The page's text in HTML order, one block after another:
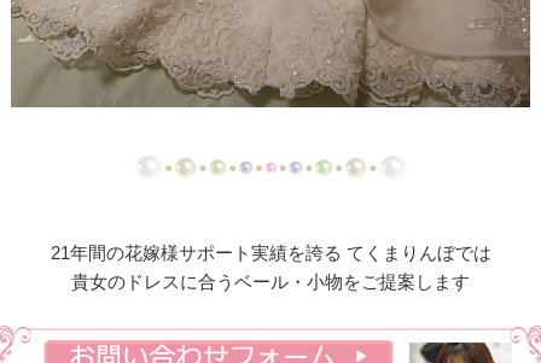
【ドレスリメイク】ベスト付きのタキシード風ベビ
ードレス
【ドレスリメイク】総レーススカートのオーバード
【ドレスリメイク】ふくさとベビーヘッドリボン
【ドレスリメイク】レース使いのベビードレス＆ス
21年間の花嫁様サポート実績を誇る てくまりんぼでは
貴女のドレスに合うベール・小物をご提案します